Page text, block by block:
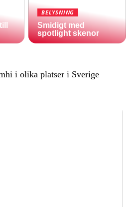
BELYSNING
Smidigt med
spotlight skenor
i olika platser i Sverige